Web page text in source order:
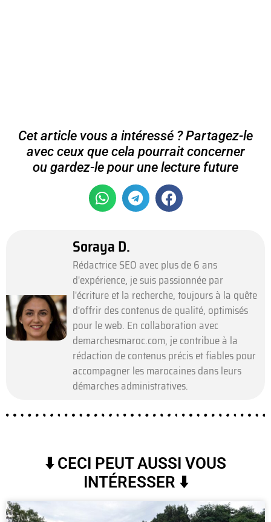
Cet article vous a intéressé ? Partagez-le
avec ceux que cela pourrait concerner
ou gardez-le pour une lecture future
Soraya D.
Rédactrice SEO avec plus de 6 ans
d'expérience, je suis passionnée par
l'écriture et la recherche, toujours à la quête
d'offrir des contenus de qualité, optimisés
pour le web. En collaboration avec
demarchesmaroc.com, je contribue à la
rédaction de contenus précis et fiables pour
accompagner les marocaines dans leurs
démarches administratives.
⬇️ CECI PEUT AUSSI VOUS
INTÉRESSER ⬇️